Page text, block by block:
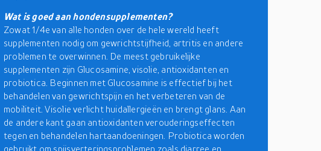
Wat is goed aan hondensupplementen?
Zowat 1/4e van alle honden over de hele wereld heeft
supplementen nodig om gewrichtstijfheid, artritis en andere
problemen te overwinnen. De meest gebruikelijke
supplementen zijn Glucosamine, visolie, antioxidanten en
probiotica. Beginnen met Glucosamine is effectief bij het
behandelen van gewrichtspijn en het verbeteren van de
mobiliteit. Visolie verlicht huidallergieën en brengt glans. Aan
de andere kant gaan antioxidanten verouderingseffecten
tegen en behandelen hartaandoeningen. Probiotica worden
gebruikt om spijsverteringsproblemen zoals diarree en